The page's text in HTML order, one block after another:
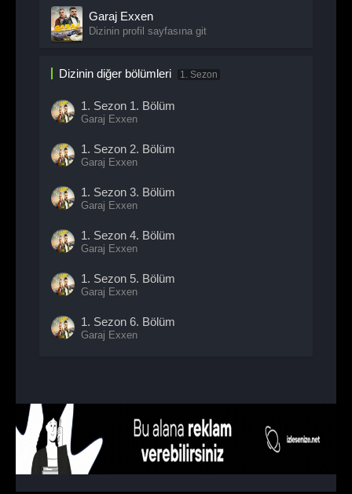
Garaj Exxen
Dizinin profil sayfasına git
Dizinin diğer bölümleri 1. Sezon
1. Sezon 1. Bölüm
Garaj Exxen
1. Sezon 2. Bölüm
Garaj Exxen
1. Sezon 3. Bölüm
Garaj Exxen
1. Sezon 4. Bölüm
Garaj Exxen
1. Sezon 5. Bölüm
Garaj Exxen
1. Sezon 6. Bölüm
Garaj Exxen
1. Sezon8. Bölüm
Garaj Exxen